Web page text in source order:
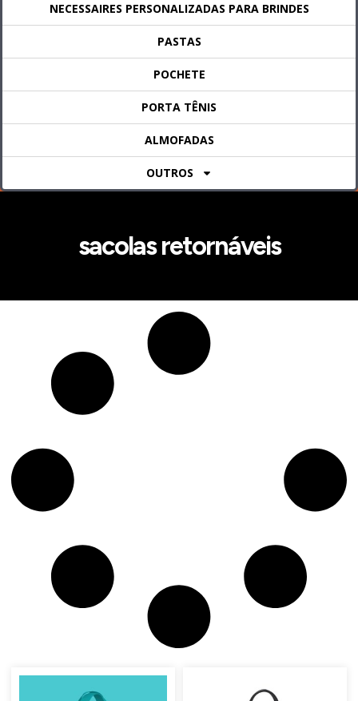
NECESSAIRES PERSONALIZADAS PARA BRINDES
PASTAS
POCHETE
PORTA TÊNIS
ALMOFADAS
OUTROS
sacolas retornáveis